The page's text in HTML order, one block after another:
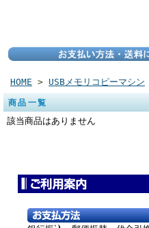
HOME > USBメモリコピーマシン
商品一覧
該当商品はありません